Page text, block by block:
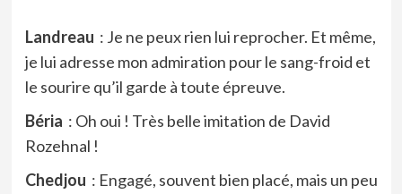
Landreau : Je ne peux rien lui reprocher. Et même,
je lui adresse mon admiration pour le sang-froid et
le sourire qu’il garde à toute épreuve.
Béria : Oh oui ! Très belle imitation de David
Rozehnal !
Chedjou : Engagé, souvent bien placé, mais un peu